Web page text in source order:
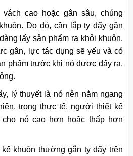
cao hoặc gân sâu, chúng
Do đó, cần lắp ty đẩy gần
lấy sản phẩm ra khỏi khuôn.
gân, lực tác dụng sẽ yếu và có
phẩm trước khi nó được đẩy ra,
lý thuyết là nó nên nằm ngang
trong thực tế, người thiết kế
cho nó cao hơn hoặc thấp hơn
khuôn thường gắn ty đẩy trên